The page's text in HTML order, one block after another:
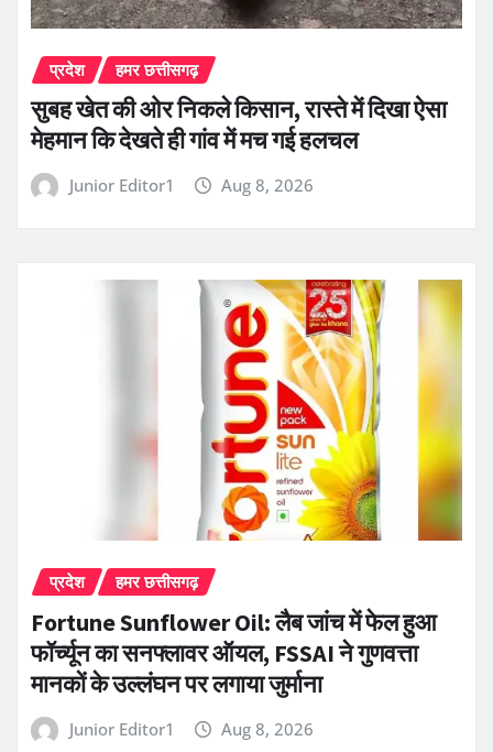
प्रदेश हमर छत्तीसगढ़
सुबह खेत की ओर निकले किसान, रास्ते में दिखा ऐसा
मेहमान कि देखते ही गांव में मच गई हलचल
Junior Editor1 Aug 8, 2026
प्रदेश हमर छत्तीसगढ़
Fortune Sunflower Oil: लैब जांच में फेल हुआ
फॉर्च्यून का सनफ्लावर ऑयल, FSSAI ने गुणवत्ता
मानकों के उल्लंघन पर लगाया जुर्माना
Junior Editor1 Aug 8, 2026